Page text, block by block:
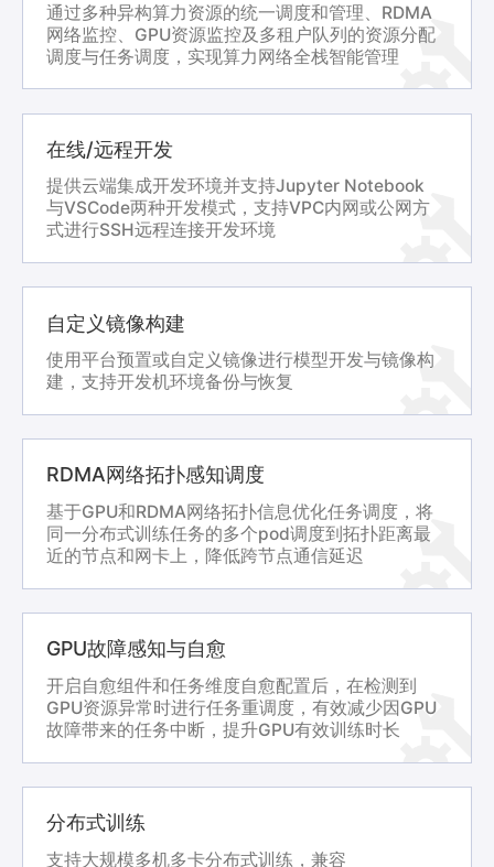
通过多种异构算力资源的统一调度和管理、RDMA
网络监控、GPU资源监控及多租户队列的资源分配
调度与任务调度，实现算力网络全栈智能管理
在线/远程开发
提供云端集成开发环境并支持Jupyter Notebook
与VSCode两种开发模式，支持VPC内网或公网方
式进行SSH远程连接开发环境
自定义镜像构建
使用平台预置或自定义镜像进行模型开发与镜像构
建，支持开发机环境备份与恢复
RDMA网络拓扑感知调度
基于GPU和RDMA网络拓扑信息优化任务调度，将
同一分布式训练任务的多个pod调度到拓扑距离最
近的节点和网卡上，降低跨节点通信延迟
GPU故障感知与自愈
开启自愈组件和任务维度自愈配置后，在检测到
GPU资源异常时进行任务重调度，有效减少因GPU
故障带来的任务中断，提升GPU有效训练时长
分布式训练
支持大规模多机多卡分布式训练，兼容